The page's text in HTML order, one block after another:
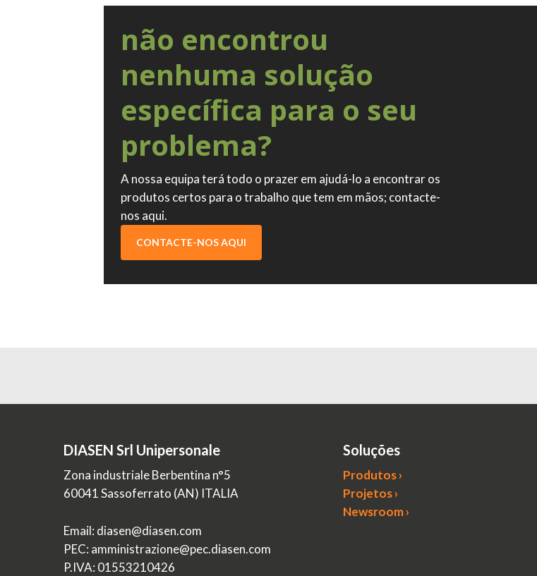
não encontrou
nenhuma solução
específica para o seu
problema?
A nossa equipa terá todo o prazer em ajudá-lo a encontrar os
produtos certos para o trabalho que tem em mãos; contacte-
nos aqui.
CONTACTE-NOS AQUI
DIASEN Srl Unipersonale
Zona industriale Berbentina n°5
60041 Sassoferrato (AN) ITALIA
Email: diasen@diasen.com
PEC: amministrazione@pec.diasen.com
P.IVA: 01553210426
Soluções
Produtos ›
Projetos ›
Newsroom ›